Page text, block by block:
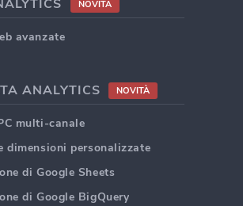
NOVITÀ
avanzate
ANALYTICS NOVITÀ
multi-canale
dimensioni personalizzate
di Google Sheets
di Google BigQuery